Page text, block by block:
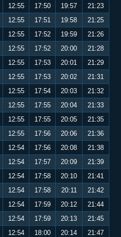
12:55 17:50 19:57
21:23
12:55 17:51 19:58
21:25
12:55 17:52 19:59
21:26
12:55 17:52 20:00
21:28
12:55 17:53 20:01
21:29
12:55 17:53 20:02
21:31
12:55 17:54 20:03
21:32
12:55 17:55 20:04
21:33
12:55 17:55 20:05
21:35
12:55 17:56 20:06
21:36
12:54 17:56 20:08
21:38
12:54 17:57 20:09
21:39
12:54 17:58 20:10
21:41
12:54 17:58 20:11
21:42
12:54 17:59 20:12
21:44
12:54 17:59 20:13
21:45
12:54 18:00 20:14
21:47